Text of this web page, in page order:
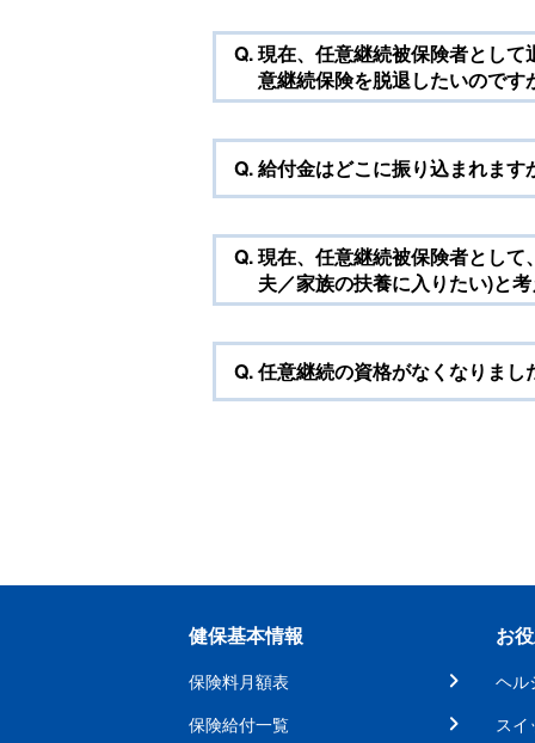
Q.現在、任意継続被保険者とし
意継続保険を脱退したいのです
Q.給付金はどこに振り込まれます
Q.現在、任意継続被保険者とし
夫／家族の扶養に入りたい)と
Q.任意継続の資格がなくなりまし
健保基本情報
保険料月額表
保険給付一覧
お
ヘル
スイ